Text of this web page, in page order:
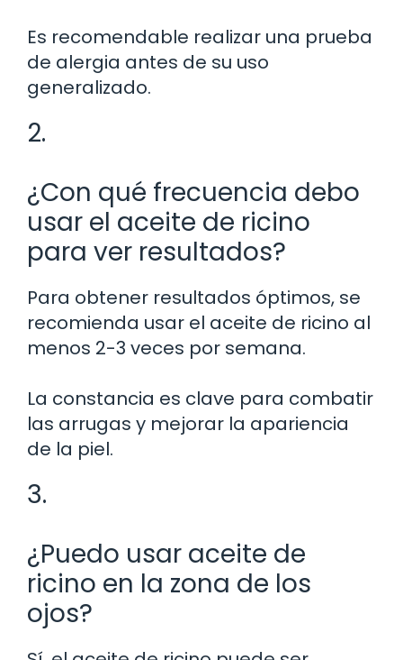
Es recomendable realizar una prueba
de alergia antes de su uso
generalizado.
2.
¿Con qué frecuencia debo
usar el aceite de ricino
para ver resultados?
Para obtener resultados óptimos, se
recomienda usar el aceite de ricino al
menos 2-3 veces por semana.
La constancia es clave para combatir
las arrugas y mejorar la apariencia
de la piel.
3.
¿Puedo usar aceite de
ricino en la zona de los
ojos?